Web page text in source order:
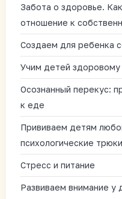
Забота о здоровье.
отношение к
Создаем для ребенка
Учим детей здоровому
Осознанный перекус:
к еде
Прививаем детям
психологические трюки
Стресс и питание
Развиваем внимание у